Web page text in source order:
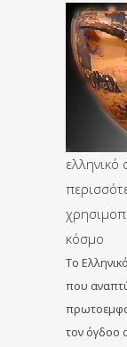
ελληνικό
κόσμο
Το
που
τον όγδοο